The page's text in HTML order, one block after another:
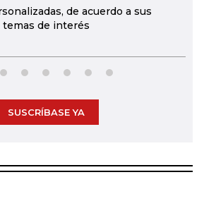
de acuerdo a sus
temas de interés
SUSCRÍBASE YA